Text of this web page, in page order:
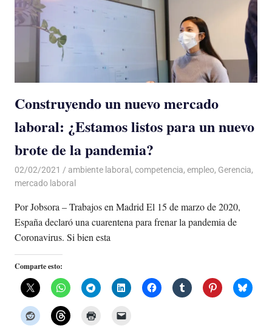
Construyendo un nuevo mercado
laboral: ¿Estamos listos para un nuevo
brote de la pandemia?
02/02/2021 De todo un Poco
ambiente laboral , competencia, empleo, Gerencia,
mercado laboral
Por Jobsora – Trabajos en Madrid El 15 de marzo de 2020,
España declaró una cuarentena para frenar la pandemia de
Coronavirus. Si bien esta
Comparte esto: